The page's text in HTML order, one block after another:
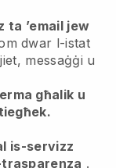
’email jew
dwar l-istat
messaġġi u
għalik u
is-servizz
.